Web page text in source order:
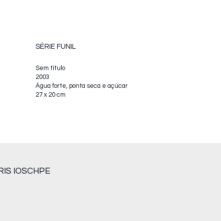
SÉRIE FUNIL
Sem título
2003
Água forte, ponta seca e açúcar
27 x 20 cm
IOSCHPE